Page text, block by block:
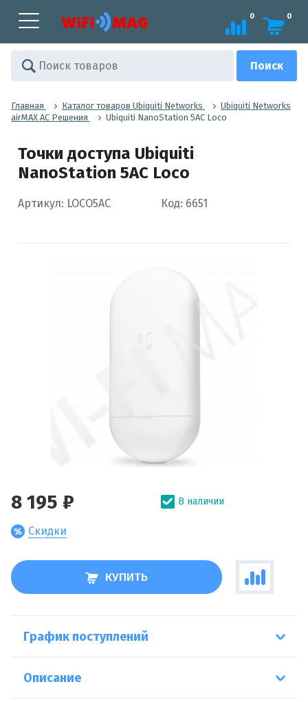
0 0
Главная Каталог товаров Ubiquiti Networks
Ubiquiti Networks
airMAX AC Решения
Ubiquiti NanoStation 5AC Loco
Точки доступа Ubiquiti
NanoStation 5AC Loco
Артикул: LOCO5AC Код: 6651
8 195 ₽
Скидки
В наличии
КУПИТЬ
График поступлений
Описание